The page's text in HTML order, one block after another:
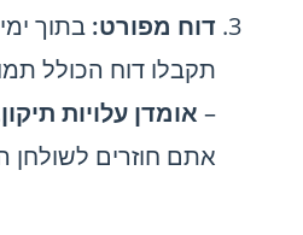
דוח מפורט: בתוך
תקבלו דוח הכולל
– אומדן עלויות תיקון
אתם חוזרים לשולחן